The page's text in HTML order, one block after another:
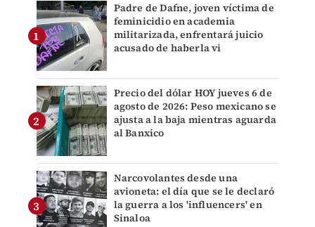
Padre de Dafne, joven víctima de
feminicidio en academia
militarizada, enfrentará juicio
acusado de haberla vi
Precio del dólar HOY jueves 6 de
agosto de 2026: Peso mexicano se
ajusta a la baja mientras aguarda
al Banxico
Narcovolantes desde una
avioneta: el día que se le declaró
la guerra a los 'influencers' en
Sinaloa